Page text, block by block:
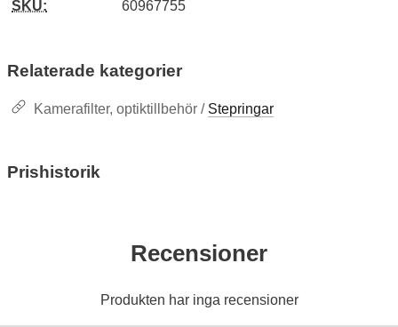
SKU: 60967755
Relaterade kategorier
Kamerafilter, optiktillbehör / Stepringar
Prishistorik
Recensioner
Produkten har inga recensioner